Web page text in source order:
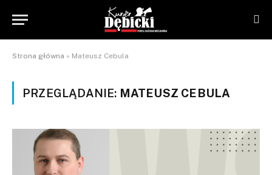
Strona główna » Mateusz Cebula
PRZEGLĄDANIE: MATEUSZ CEBULA